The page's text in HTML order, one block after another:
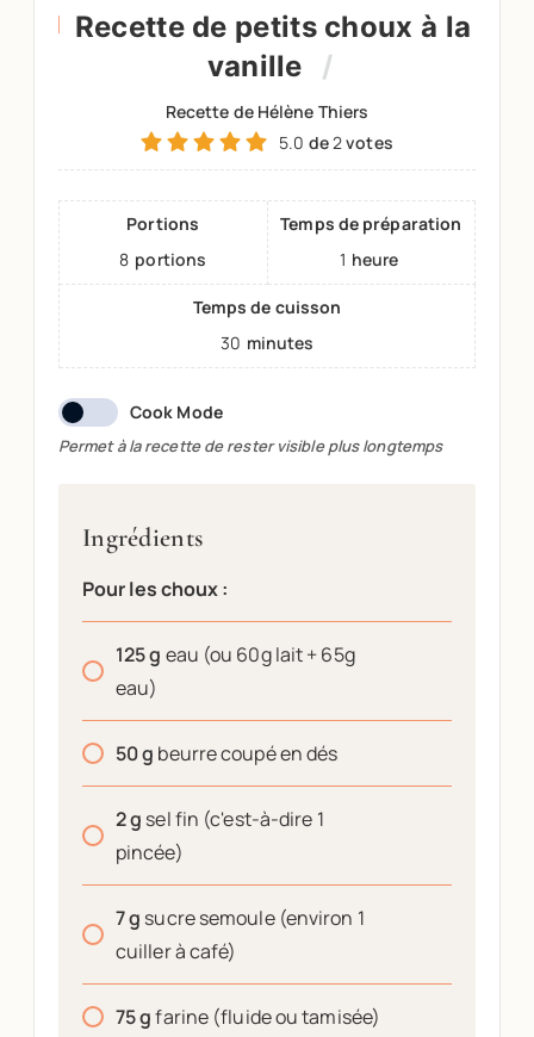
Recette de petits choux à la
vanille
Recette de Hélène Thiers
5.0 de2votes
Portions
8 portions
Temps de préparation
1 heure
Temps de cuisson
30 minutes
Cook Mode
Permet à la recette de rester visible plus longtemps
Ingrédients
Pour les choux :
125g eau (ou 60g lait + 65g
eau)
50g beurre coupé en dés
2g sel fin (c'est-à-dire 1
pincée)
7g sucre semoule (environ 1
cuiller à café)
75g farine (fluide ou tamisée)